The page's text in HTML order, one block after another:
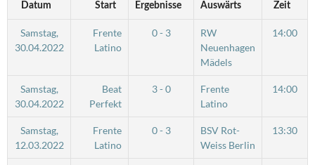
Datum Start Ergebnisse Auswärts Zeit
Samstag,
30.04.2022
Frente
Latino
0 - 3
RW
Neuenhagen
Mädels
14:00
Samstag,
30.04.2022
Beat
Perfekt
3 - 0
Frente
Latino
14:00
Samstag,
12.03.2022
Frente
Latino
0 - 3
BSV Rot-
Weiss Berlin
13:30